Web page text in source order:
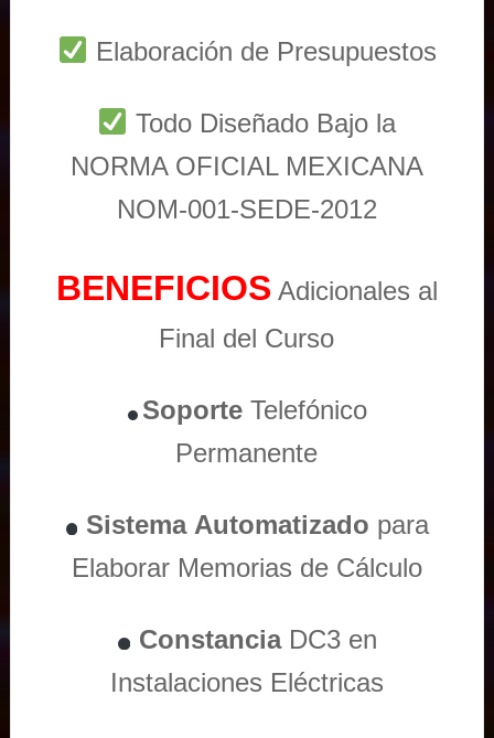
Elaboración de Presupuestos
Todo Diseñado Bajo la
NORMA OFICIAL MEXICANA
NOM-001-SEDE-2012
BENEFICIOS Adicionales al
Final del Curso
Soporte Telefónico
Permanente
Sistema Automatizado para
Elaborar Memorias de Cálculo
ConstanciaDC3 en
Instalaciones Eléctricas